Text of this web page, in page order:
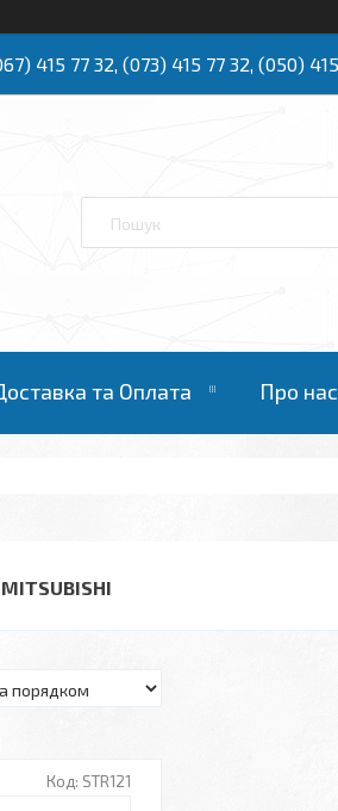
415 77 32, (073) 415 77 32, (050)
та Оплата Про нас
STR121